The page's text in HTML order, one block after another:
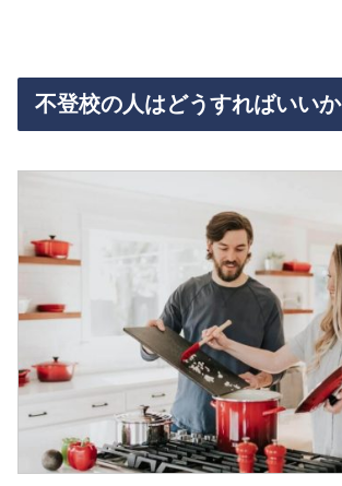
不登校の人はどうすればいいか